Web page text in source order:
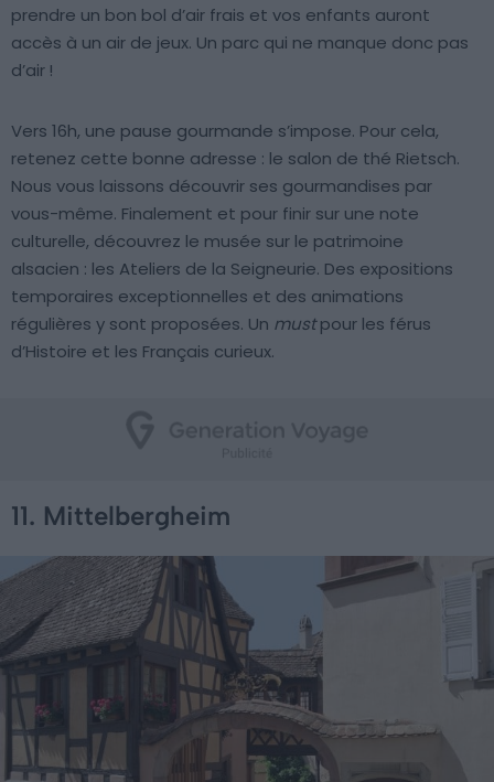
prendre un bon bol d’air frais et vos enfants auront
accès à un air de jeux. Un parc qui ne manque donc pas
d’air !
Vers 16h, une pause gourmande s’impose. Pour cela,
retenez cette bonne adresse : le salon de thé Rietsch.
Nous vous laissons découvrir ses gourmandises par
vous-même. Finalement et pour finir sur une note
culturelle, découvrez le musée sur le patrimoine
alsacien : les Ateliers de la Seigneurie. Des expositions
temporaires exceptionnelles et des animations
régulières y sont proposées. Un mustpour les férus
d’Histoire et les Français curieux.
11. Mittelbergheim